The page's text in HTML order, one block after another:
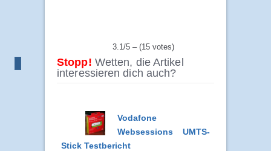
3.1/5 – (15 votes)
Stopp! Wetten, die Artikel
interessieren dich auch?
Vodafone
Websessions UMTS-
Stick Testbericht